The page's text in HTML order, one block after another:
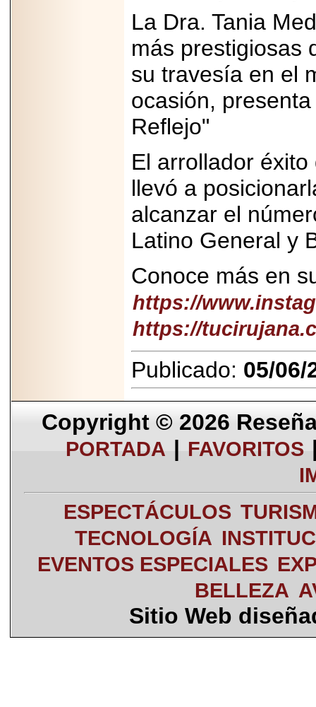
La Dra. Tania
más prestigiosas
su travesía en el
ocasión,
Reflejo"
El arrollador éxito
llevó a
alcanzar el
Latino General y
Conoce más en
https://
https://
Publicado: 05/06/
Copyright © 2026
PORTADA | FAVORITOS
ESPECTÁCULOS
TECNOLOGÍA
EVENTOS ESPECIALES
BELLEZA
Sitio Web